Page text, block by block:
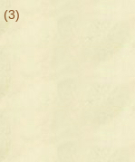
(3)